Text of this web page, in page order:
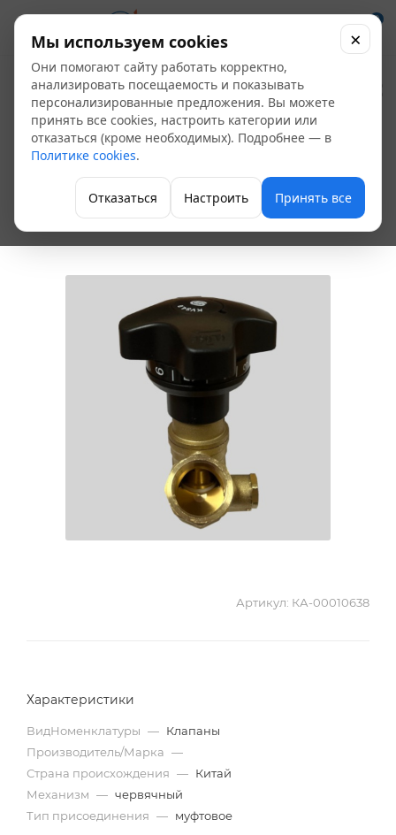
0
Клапан
балансировочный
латунный Ду 20 Ру16,
м/м Benarmo
Клапан балансировочный
Артикул: КА-00010638
Характеристики
ВидНоменклатуры — Клапаны
Производитель/Марка —
Страна происхождения — Китай
Механизм — червячный
Тип присоединения — муфтовое
Мы используем cookies
Они помогают сайту работать корректно,
анализировать посещаемость и показывать
персонализированные предложения. Вы можете
принять все cookies, настроить категории или
отказаться (кроме необходимых). Подробнее — в
Политике cookies.
Отказаться Настроить Принять все
×